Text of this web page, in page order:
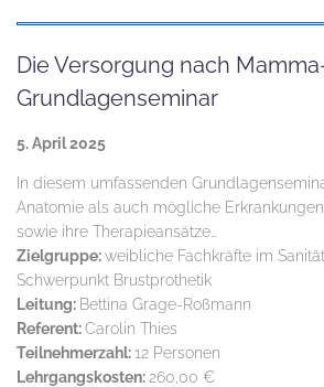
Die Versorgung nach
Grundlagenseminar
5. April 2025
In diesem umfassenden
Anatomie als auch mögliche
sowie ihre Therapieansätze…
Zielgruppe:weibliche Fachkräfte im
Schwerpunkt Brustprothetik
Leitung: Bettina Grage-Roßmann
Referent:Carolin Thies
Teilnehmerzahl:12 Personen
Lehrgangskosten: 260,00 €